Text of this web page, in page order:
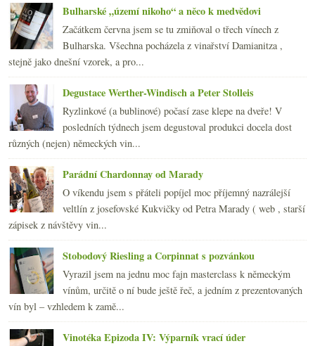
►2015(251)
►2014(254)
► 2013(249)
►2012(254)
►2011(252)
2010 (249)
►2009(249)
►2008(270)
►2007(108)
Bulharské „území nikoho“ a něco k medvědovi
Začátkem června jsem se tu zmiňoval o třech vínech z
Bulharska. Všechna pocházela z vinařství Damianitza ,
stejně jako dnešní vzorek, a pro...
Degustace Werther-Windisch a Peter Stolleis
Ryzlinkové (a bublinové) počasí zase klepe na dveře! V
posledních týdnech jsem degustoval produkci docela dost
různých (nejen) německých vin...
Parádní Chardonnay od Marady
O víkendu jsem s přáteli popíjel moc příjemný nazrálejší
veltlín z josefovské Kukvičky od Petra Marady ( web , starší
zápisek z návštěvy vin...
Stobodový Riesling a Corpinnat s pozvánkou
Vyrazil jsem na jednu moc fajn masterclass k německým
vínům, určitě o ní bude ještě řeč, a jedním z prezentovaných
vín byl – vzhledem k zamě...
Vinotéka Epizoda IV: Výparník vrací úder